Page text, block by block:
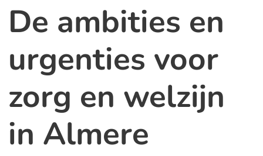
De ambities en
urgenties voor
zorg en welzijn
in Almere